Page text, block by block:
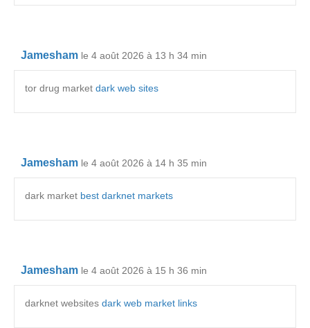
Jamesham le 4 août 2026 à 13 h 34 min
tor drug market dark web sites
Jamesham le 4 août 2026 à 14 h 35 min
dark market best darknet markets
Jamesham le 4 août 2026 à 15 h 36 min
darknet websites dark web market links